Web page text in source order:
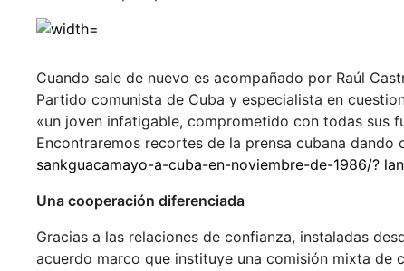
Cuando sale de nuevo es acompañado por Raúl
Partido comunista de Cuba y especialista en
«un joven infatigable, comprometido con todas sus
Encontraremos recortes de la prensa cubana dando
sankguacamayo-a-cuba-en-noviembre-de-1986/?
Una cooperación diferenciada
Gracias a las relaciones de confianza, instaladas
acuerdo marco que instituye una comisión mixta de